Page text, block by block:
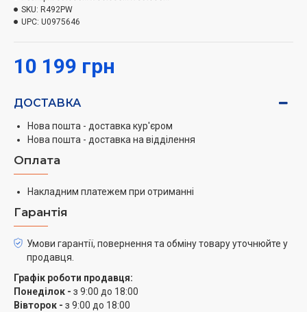
простого лотка для яєць.
Пристрої віком 15 років і старше споживають до
трьох разів більше енергії, ніж пристрої нового
теплоізоляцією, поліпшеною герметизацією дверцят,
сучасними компонентами системи охолодження та
електронним регулюванням, яке зводить
споживання енергії до мінімуму.
Просторий ящик CrispZone призначений для
збереження поживних речовин і подовження
свіжості ваших продуктів.
10 199 грн
SKU: R492PW
UPC: U0975646
ДОСТАВКА
Нова пошта - доставка кур'єром
Нова пошта - доставка на відділення
Оплата
Накладним платежем при отриманні
Гарантія
Умови гарантії, повернення та обміну товару уточнюйте у
продавця.
Графік роботи продавця:
Понеділок - з 9:00 до 18:00
Вівторок - з 9:00 до 18:00